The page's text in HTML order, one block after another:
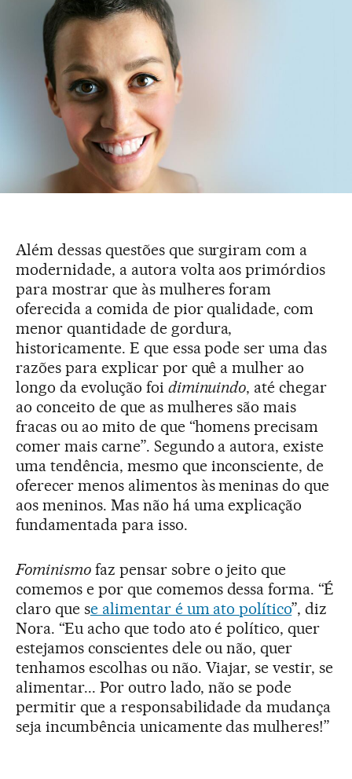
Além dessas questões que surgiram com a
modernidade, a autora volta aos primórdios
para mostrar que às mulheres foram
oferecida a comida de pior qualidade, com
menor quantidade de gordura,
historicamente. E que essa pode ser uma das
razões para explicar por quê a mulher ao
longo da evolução foi diminuindo, até chegar
ao conceito de que as mulheres são mais
fracas ou ao mito de que “homens precisam
comer mais carne”. Segundo a autora, existe
uma tendência, mesmo que inconsciente, de
oferecer menos alimentos às meninas do que
aos meninos. Mas não há uma explicação
fundamentada para isso.
Fominismofaz pensar sobre o jeito que
comemos e por que comemos dessa forma. “É
claro que se alimentar é um ato político”, diz
Nora. “Eu acho que todo ato é político, quer
estejamos conscientes dele ou não, quer
tenhamos escolhas ou não. Viajar, se vestir, se
alimentar... Por outro lado, não se pode
permitir que a responsabilidade da mudança
seja incumbência unicamente das mulheres!”